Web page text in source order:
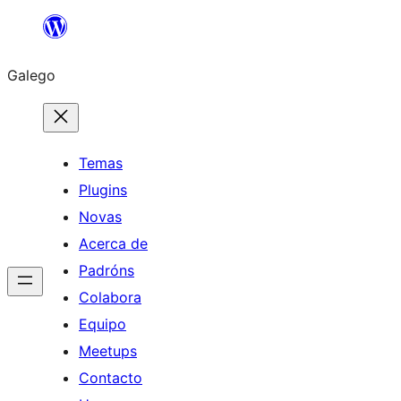
Saltar
contido
Galego
Temas
Plugins
Novas
Acerca de
Padróns
Colabora
Equipo
Meetups
Contacto